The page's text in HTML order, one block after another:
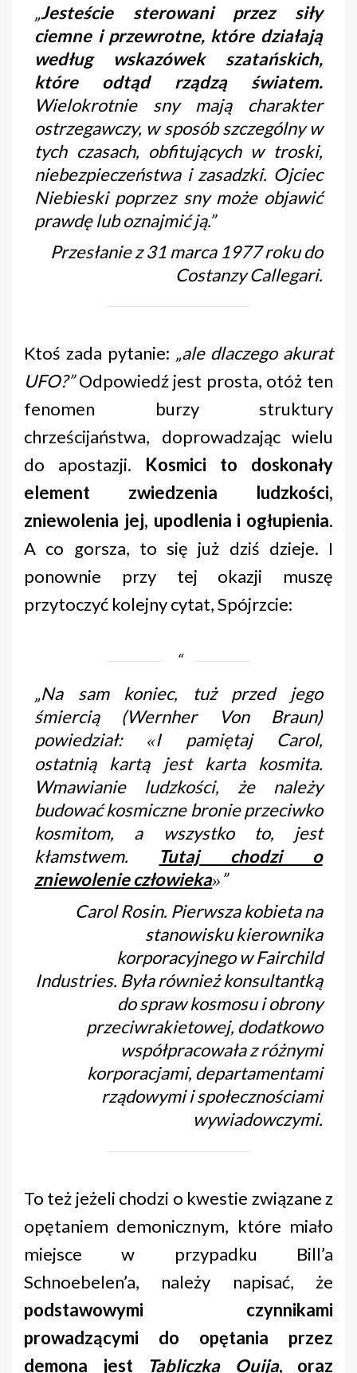
„Jesteście sterowani przez siły
ciemne i przewrotne, które działają
według wskazówek szatańskich,
które odtąd rządzą światem.
Wielokrotnie sny mają charakter
ostrzegawczy, w sposób szczególny w
tych czasach, obfitujących w troski,
niebezpieczeństwa i zasadzki. Ojciec
Niebieski poprzez sny może objawić
prawdę lub oznajmić ją.”
Przesłanie z 31 marca 1977 roku do
Costanzy Callegari.
Ktoś zada pytanie: „ale dlaczego akurat
UFO?”Odpowiedź jest prosta, otóż ten
fenomen burzy struktury
chrześcijaństwa, doprowadzając wielu
do apostazji. Kosmici to doskonały
element zwiedzenia ludzkości,
zniewolenia jej, upodlenia i ogłupienia.
A co gorsza, to się już dziś dzieje. I
ponownie przy tej okazji muszę
przytoczyć kolejny cytat, Spójrzcie:
„Na sam koniec, tuż przed jego
śmiercią (Wernher Von Braun)
powiedział: «I pamiętaj Carol,
ostatnią kartą jest karta kosmita.
Wmawianie ludzkości, że należy
budować kosmiczne bronie przeciwko
kosmitom, a wszystko to, jest
kłamstwem. Tutaj chodzi o
zniewolenie człowieka» ”
Carol Rosin. Pierwsza kobieta na
stanowisku kierownika
korporacyjnego wFairchild
Industries. Była również konsultantką
do spraw kosmosu i obrony
przeciwrakietowej, dodatkowo
współpracowała z różnymi
korporacjami, departamentami
rządowymi i społecznościami
wywiadowczymi.
To też jeżeli chodzi o kwestie związane z
opętaniem demonicznym, które miało
miejsce w przypadku Bill’a
Schnoebelen’a, należy napisać, że
podstawowymi czynnikami
prowadzącymi do opętania przez
demona jest
Tabliczka Ouija, oraz